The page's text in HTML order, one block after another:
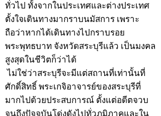
ทั่วไป ทั้งจากในประเทศและต่างประเทศ
ตั้งใจเดินทางมากราบนมัสการ เพราะ
ถือว่าหากได้เดินทางไปกราบรอย
พระพุทธบาท จังหวัดสระบุรีแล้ว เป็นมงคล
สูงสุดในชีวิตก็ว่าได้
ไม่ใช่ว่าสระบุรีจะมีแต่สถานที่เท่านั้นที่
ศักดิ์สิทธิ์ พระเกจิอาจารย์ของสระบุรีที่
มากไปด้วยประสบการณ์ ตั้งแต่อดีตจวบ
จนถึงปัจจุบันโด่งดังไปทั่วภูมิภาคและใน